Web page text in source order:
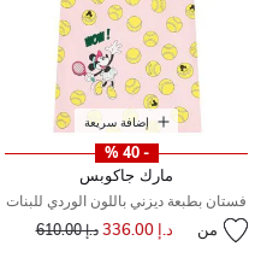
إضافة سريعة
- 40 %
مارك جاكوبس
فستان بطبعة ديزني باللون الوردي للبنات
من د.إ 336.00 سعر مخفض مند.إ 610.00